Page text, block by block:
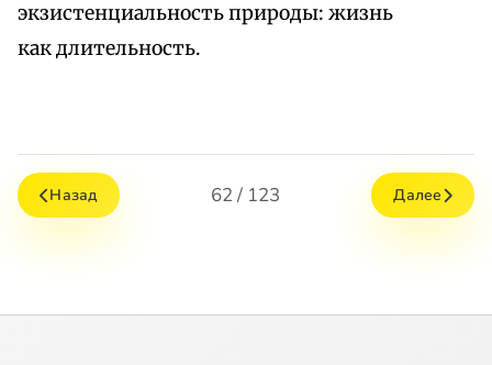
экзистенциальность природы: жизнь
как длительность.
Назад 62 / 123 Далее